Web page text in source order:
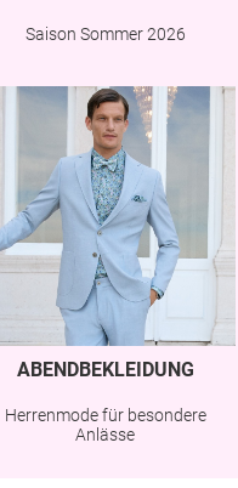
Saison Sommer 2026
ABENDBEKLEIDUNG
Herrenmode für besondere
Anlässe